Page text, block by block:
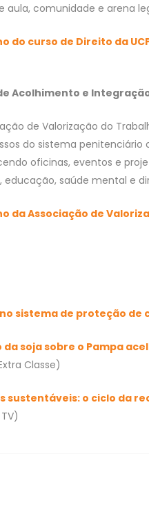
aula, comunidade e arena
do curso de Direito da
Acolhimento e
de Valorização do
do sistema
oficinas, eventos e
educação, saúde mental e
da Associação de
sistema de proteção de
da soja sobre o Pampa
Classe)
sustentáveis: o ciclo da